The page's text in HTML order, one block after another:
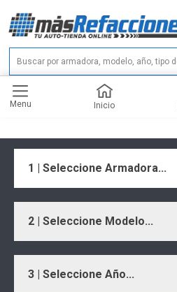
Menu Inicio
1 | Seleccione Armadora...
2 | Seleccione Modelo...
3 | Seleccione Año...